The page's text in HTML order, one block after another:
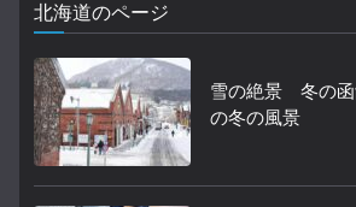
北海道のページ
雪の絶景 冬の
の冬の風景